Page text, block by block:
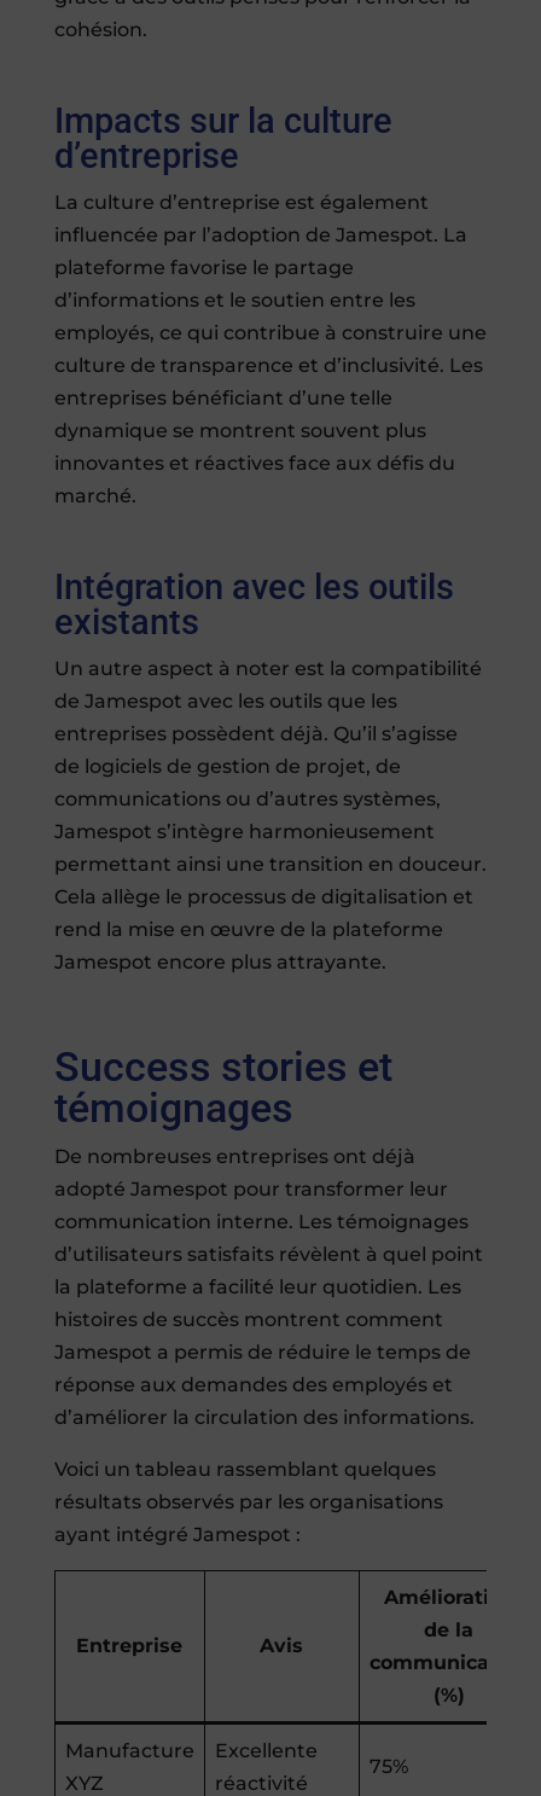
cohésion.
Impacts sur la culture
d’entreprise
La culture d’entreprise est également
influencée par l’adoption de Jamespot. La
plateforme favorise le partage
d’informations et le soutien entre les
employés, ce qui contribue à construire une
culture de transparence et d’inclusivité. Les
entreprises bénéficiant d’une telle
dynamique se montrent souvent plus
innovantes et réactives face aux défis du
marché.
Intégration avec les outils
existants
Un autre aspect à noter est la compatibilité
de Jamespot avec les outils que les
entreprises possèdent déjà. Qu’il s’agisse
de logiciels de gestion de projet, de
communications ou d’autres systèmes,
Jamespot s’intègre harmonieusement
permettant ainsi une transition en douceur.
Cela allège le processus de digitalisation et
rend la mise en œuvre de la plateforme
Jamespot encore plus attrayante.
Success stories et
témoignages
De nombreuses entreprises ont déjà
adopté Jamespot pour transformer leur
communication interne. Les témoignages
d’utilisateurs satisfaits révèlent à quel point
la plateforme a facilité leur quotidien. Les
histoires de succès montrent comment
Jamespot a permis de réduire le temps de
réponse aux demandes des employés et
d’améliorer la circulation des informations.
Voici un tableau rassemblant quelques
résultats observés par les organisations
ayant intégré Jamespot :
Entreprise Avis
Amélioration
de la
communication
(%)
Manufacture
XYZ
Excellente
réactivité
75%